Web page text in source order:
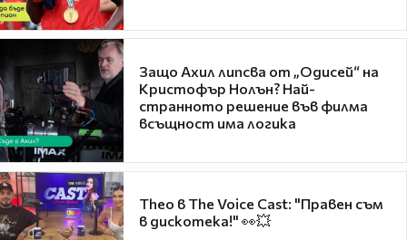
Защо Ахил липсва от „Одисей“ на
Кристофър Нолън? Най-
странното решение във филма
всъщност има логика
Theo в The Voice Cast: "Правен съм
в дискотека!" 👀💥